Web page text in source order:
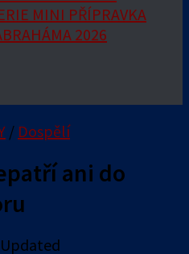
MINI PŘÍPRAVKA
2026
/ Dospělí
ani do
Updated